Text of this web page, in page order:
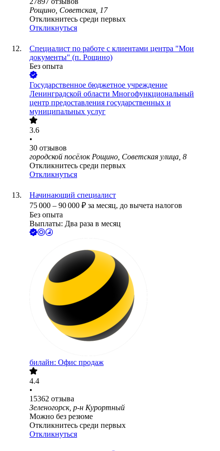
Рощино, Советская, 17
Откликнитесь среди первых
Откликнуться
Специалист по работе с клиентами центра "Мои
документы" (п. Рощино)
Без опыта
Государственное бюджетное учреждение
Ленинградской области Многофункциональный
центр предоставления государственных и
муниципальных услуг
3.6
•
30 отзывов
городской посёлок Рощино, Советская улица, 8
Откликнитесь среди первых
Откликнуться
Начинающий специалист
75 000 – 90 000 ₽ за месяц, до вычета налогов
Без опыта
Выплаты: Два раза в месяц
билайн: Офис продаж
4.4
•
15362 отзыва
Зеленогорск, р-н Курортный
Можно без резюме
Откликнитесь среди первых
Откликнуться